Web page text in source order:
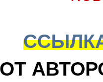
ССЫЛКА
ОТ